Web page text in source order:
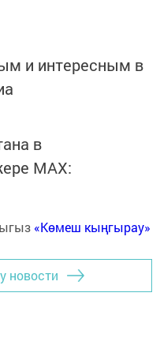
и интересным в
в
MАХ:
«Көмеш кыңгырау»
новости